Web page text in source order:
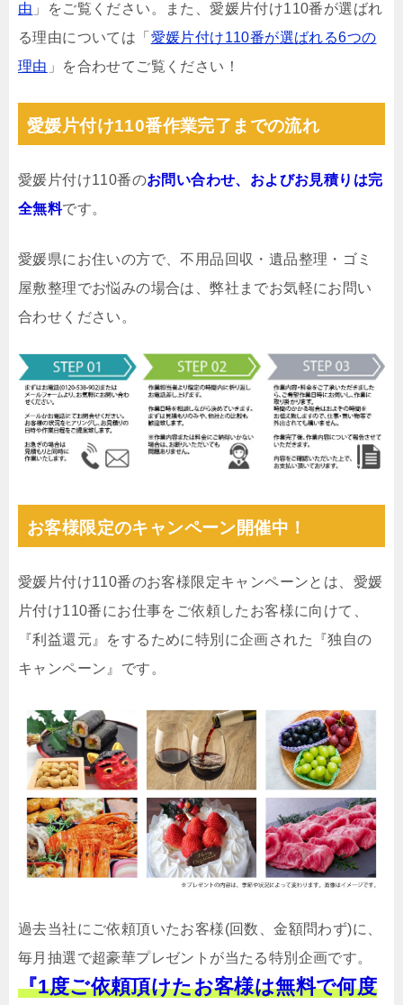
由 」をご覧ください。また、愛媛片付け110番が選ばれ
る理由については「 愛媛片付け110番が選ばれる6つの
理由 」を合わせてご覧ください！
愛媛片付け110番作業完了までの流れ
愛媛片付け110番のお問い合わせ、およびお見積りは完
全無料です。
愛媛県にお住いの方で、不用品回収・遺品整理・ゴミ
屋敷整理でお悩みの場合は、弊社までお気軽にお問い
合わせください。
お客様限定のキャンペーン開催中！
愛媛片付け110番のお客様限定キャンペーンとは、愛媛
片付け110番にお仕事をご依頼したお客様に向けて、
『利益還元』をするために特別に企画された『独自の
キャンペーン』です。
過去当社にご依頼頂いたお客様(回数、金額問わず)に、
毎月抽選で超豪華プレゼントが当たる特別企画です。
『1度ご依頼頂けたお客様は無料で何度